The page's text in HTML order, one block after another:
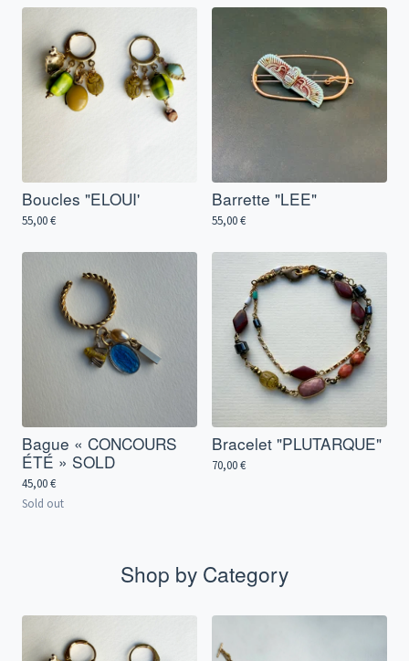
Boucles "ELOUI'
55,00€
Barrette "LEE"
55,00€
Bague « CONCOURS
ÉTÉ » SOLD
45,00€
Sold out
Bracelet "PLUTARQUE"
70,00€
Shop by Category